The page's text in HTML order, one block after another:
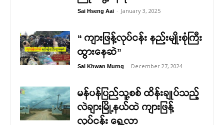
Sai Hseng Aai - January 3, 2025
“ ကျားဖြန့်လုပ်ငန်း နည်းမျိုးစုံကြီး
ထွားနေဆဲ”
Sai Khwan Murng - December 27, 2024
မန်ပန်ပြည်သူ့စစ် ထိန်းချုပ်သည့်
လဲချားမြို့နယ်ထဲ ကျားဖြန့်
လုပ်ငန်း ရွှေ့လာ